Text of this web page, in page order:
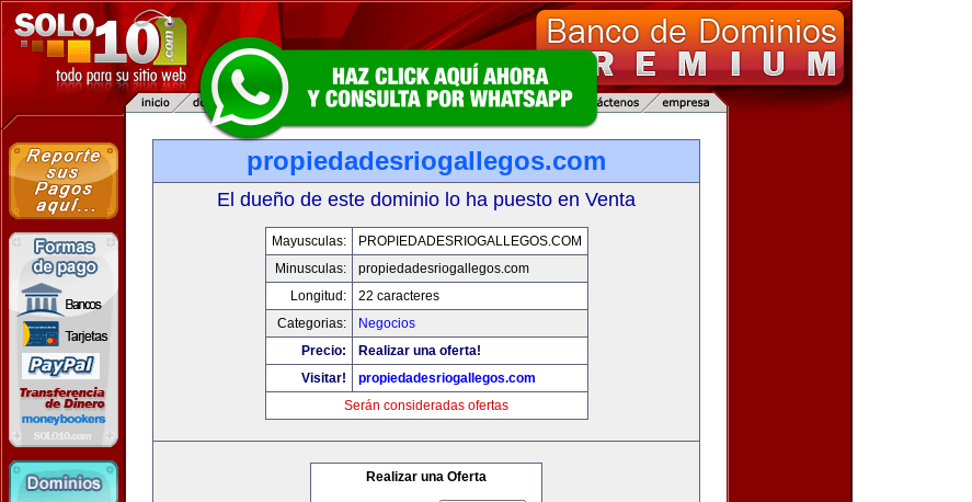
propiedadesriogallegos.com
El dueño de este dominio lo ha puesto en Venta
Mayusculas:
PROPIEDADESRIOGALLEGOS.COM
Minusculas:
propiedadesriogallegos.com
Longitud:
22 caracteres
Categorias:
Negocios
Precio:
Realizar una oferta!
Visitar!
propiedadesriogallegos.com
Serán consideradas ofertas
Realizar una Oferta